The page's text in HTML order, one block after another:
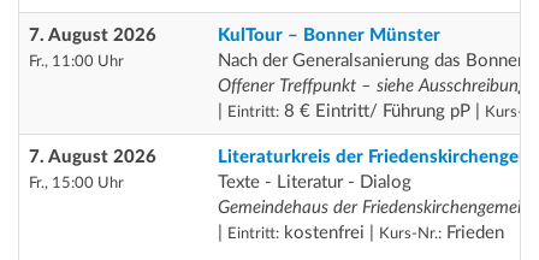
7. August 2026
Fr., 11:00 Uhr
KulTour – Bonner Münster
Nach der Generalsanierung das Bonner
Offener Treffpunkt – siehe Ausschreibung
Eintritt: 8 € Eintritt/ Führung pP | Kurs-
7. August 2026
Fr., 15:00 Uhr
Literaturkreis der
Texte - Literatur - Dialog
Gemeindehaus der
Eintritt: kostenfrei | Kurs-Nr.: Frieden